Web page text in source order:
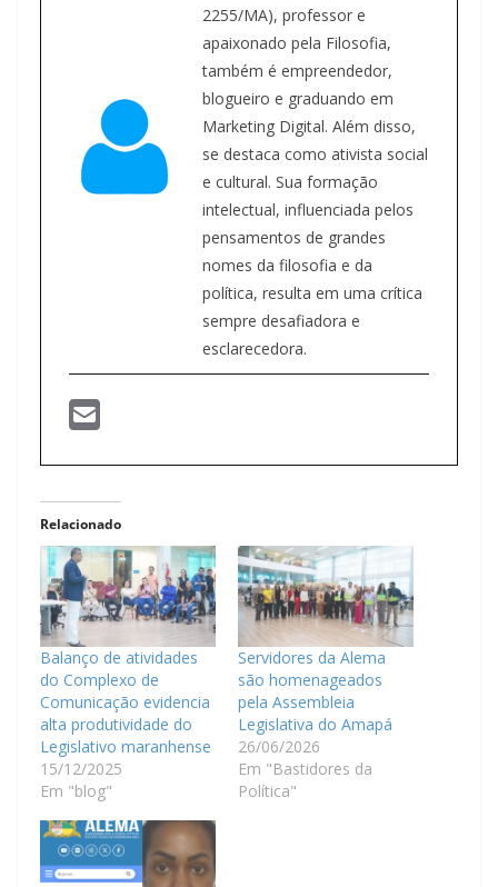
2255/MA), professor e
apaixonado pela Filosofia,
também é empreendedor,
blogueiro e graduando em
Marketing Digital. Além disso,
se destaca como ativista social
e cultural. Sua formação
intelectual, influenciada pelos
pensamentos de grandes
nomes da filosofia e da
política, resulta em uma crítica
sempre desafiadora e
esclarecedora.
Relacionado
Balanço de atividades
do Complexo de
Comunicação evidencia
alta produtividade do
Legislativo maranhense
15/12/2025
Em "blog"
Servidores da Alema
são homenageados
pela Assembleia
Legislativa do Amapá
26/06/2026
Em "Bastidores da
Política"